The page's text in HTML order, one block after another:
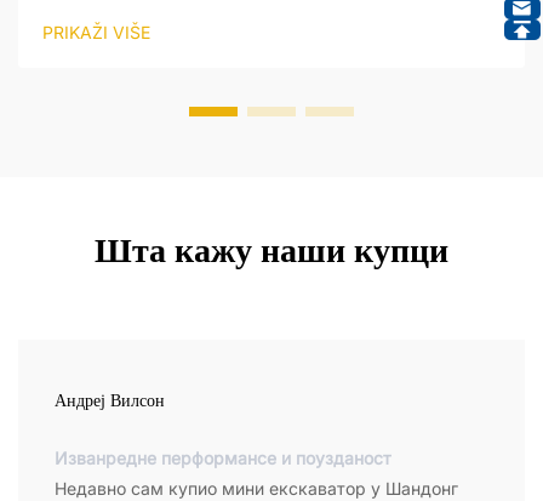
ниво оперативне прецизности. Ови системи су
дизајнирани да реагују на улаз оператера и да праве
PRIKAŽI VIŠE
Шта кажу наши купци
Андреј Вилсон
Изванредне перформансе и поузданост
Недавно сам купио мини екскаватор у Шандонг